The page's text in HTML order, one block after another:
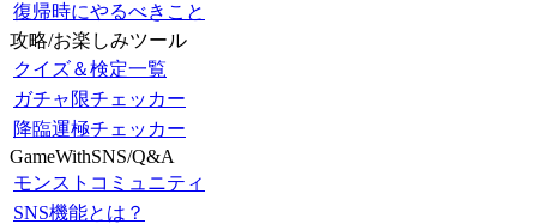
復帰時にやるべきこと
攻略/お楽しみツール
クイズ＆検定一覧
ガチャ限チェッカー
降臨運極チェッカー
GameWithSNS/Q&A
モンストコミュニティ
SNS機能とは？